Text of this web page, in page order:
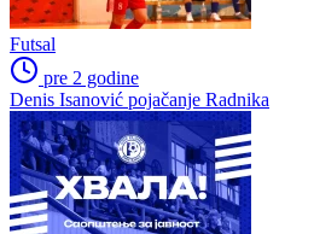
Futsal
pre 2 godine
Denis Isanović pojačanje Radnika